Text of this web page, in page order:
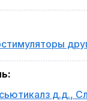
:
д.д.,